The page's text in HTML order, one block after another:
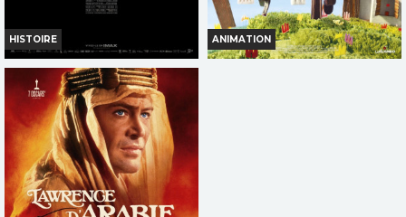
HISTOIRE
LA BATAILLE DE GAULLE -
PARTIE 1 : L'AGE DE FER
Horaires et Infos
Bande-annonce
Réservation
ANIMATION